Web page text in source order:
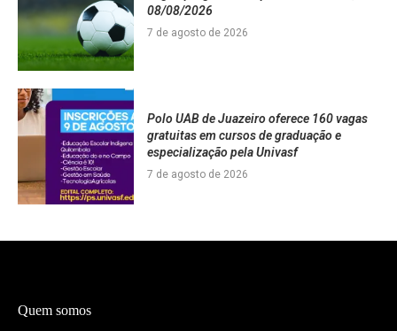
08/08/2026
7 de agosto de 2026
Polo UAB de Juazeiro oferece 160 vagas
gratuitas em cursos de graduação e
especialização pela Univasf
7 de agosto de 2026
Quem somos